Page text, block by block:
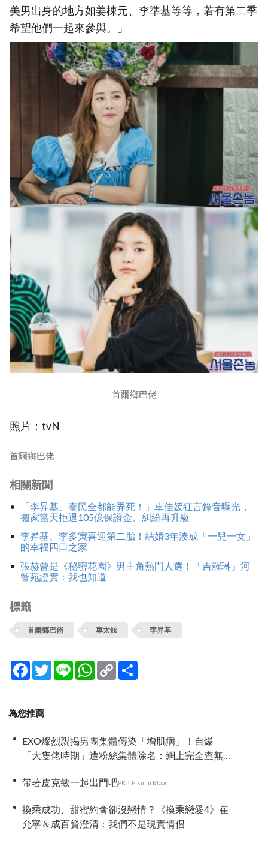
美男出身的地方如姜棟元、李準基等等，若有第二季
希望他們一起來參與。」
首爾鄉巴佬
照片：tvN
首爾鄉巴佬
相關新聞
「李昇基、泰民全都能弄死！」車佳媛狂言錄音曝光，
搬家當天拒退105億保證金、糾紛再升級
李昇基、李多寅喜迎第二胎！結婚3年湊成「一兒一女」
的幸福四口之家
張赫曾是《秘密花園》男主角熱門人選！「吉羅琳」河
智苑證實：我也知道
標籤
首爾鄉巴佬 車太鉉 李昇基
Facebook
TwitterLine WhatsApp
Copy
Link
為您推薦
EXO燦烈親揭男團集體傳染「增肌病」！自爆
「大隻佬時期」遭粉絲集體除名：網上完全查無
帶著皮克敏一起出門吧PR・Pikmin Bloom
換乘成功、甜蜜約會卻沒戀情？《換乘戀愛4》崔
允寧＆成百賢澄清：我們不是現實情侶